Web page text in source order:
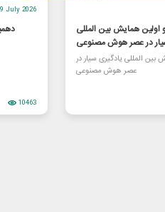
July 2026
10463
همایش بین المللی
در عصر هوش مصنوعی
المللی یادگیری سیار در
عصر هوش مصنوعی